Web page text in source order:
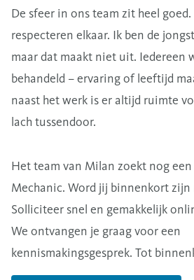
De sfeer in ons team zit heel
respecteren elkaar. Ik ben de
maar dat maakt niet uit. Iedereen
behandeld – ervaring of leeftijd
naast het werk is er altijd ruimte
lach tussendoor.
Het team van Milan zoekt nog
Mechanic. Word jij binnenkort zijn
Solliciteer snel en gemakkelijk
We ontvangen je graag voor een
kennismakingsgesprek. Tot